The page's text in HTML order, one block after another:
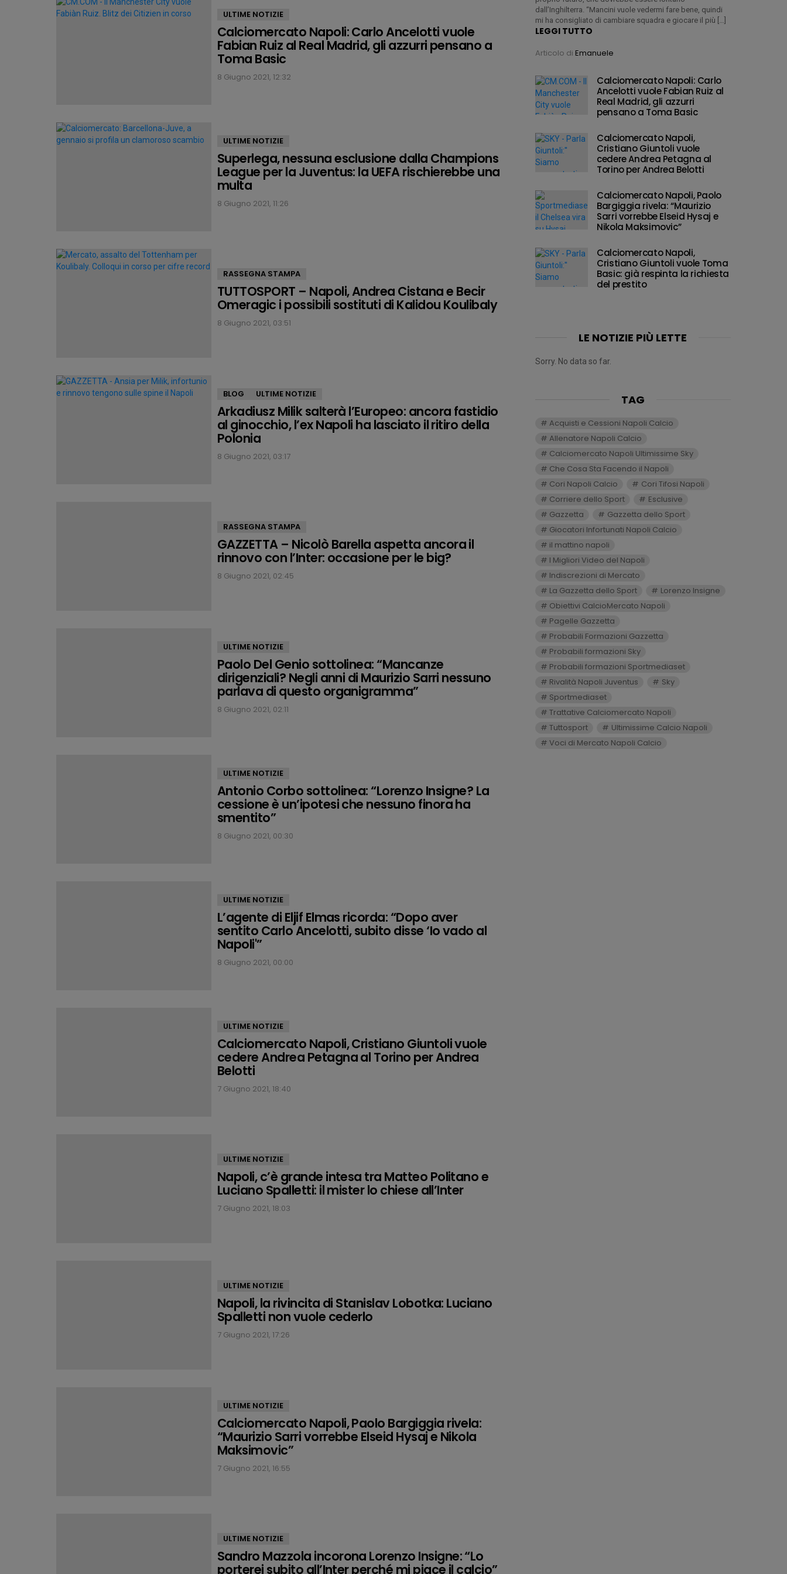
ULTIME NOTIZIE
Calciomercato Napoli: Carlo Ancelotti vuole
Fabian Ruiz al Real Madrid, gli azzurri pensano a
Toma Basic
8 Giugno 2021, 12:32
ULTIME NOTIZIE
Superlega, nessuna esclusione dalla Champions
League per la Juventus: la UEFA rischierebbe una
multa
8 Giugno 2021, 11:26
RASSEGNA STAMPA
TUTTOSPORT – Napoli, Andrea Cistana e Becir
Omeragic i possibili sostituti di Kalidou Koulibaly
8 Giugno 2021, 03:51
BLOG ULTIME NOTIZIE
Arkadiusz Milik salterà l’Europeo: ancora fastidio
al ginocchio, l’ex Napoli ha lasciato il ritiro della
Polonia
8 Giugno 2021, 03:17
RASSEGNA STAMPA
GAZZETTA – Nicolò Barella aspetta ancora il
rinnovo con l’Inter: occasione per le big?
8 Giugno 2021, 02:45
ULTIME NOTIZIE
Paolo Del Genio sottolinea: “Mancanze
dirigenziali? Negli anni di Maurizio Sarri nessuno
parlava di questo organigramma”
8 Giugno 2021, 02:11
ULTIME NOTIZIE
Antonio Corbo sottolinea: “Lorenzo Insigne? La
cessione è un’ipotesi che nessuno finora ha
smentito”
8 Giugno 2021, 00:30
ULTIME NOTIZIE
L’agente di Eljif Elmas ricorda: “Dopo aver
sentito Carlo Ancelotti, subito disse ‘Io vado al
Napoli'”
8 Giugno 2021, 00:00
ULTIME NOTIZIE
Calciomercato Napoli, Cristiano Giuntoli vuole
cedere Andrea Petagna al Torino per Andrea
Belotti
7 Giugno 2021, 18:40
ULTIME NOTIZIE
Napoli, c’è grande intesa tra Matteo Politano e
Luciano Spalletti: il mister lo chiese all’Inter
7 Giugno 2021, 18:03
ULTIME NOTIZIE
Napoli, la rivincita di Stanislav Lobotka: Luciano
Spalletti non vuole cederlo
7 Giugno 2021, 17:26
ULTIME NOTIZIE
Calciomercato Napoli, Paolo Bargiggia rivela:
“Maurizio Sarri vorrebbe Elseid Hysaj e Nikola
Maksimovic”
7 Giugno 2021, 16:55
ULTIME NOTIZIE
Sandro Mazzola incorona Lorenzo Insigne: “Lo
porterei subito all’Inter perché mi piace il calcio”
dall’Inghilterra. “Mancini vuole vedermi fare bene, quindi
mi ha consigliato di cambiare squadra e giocare il più […]
LEGGI TUTTO
Articolo di Emanuele
Calciomercato Napoli: Carlo
Ancelotti vuole Fabian Ruiz al
Real Madrid, gli azzurri
pensano a Toma Basic
Calciomercato Napoli,
Cristiano Giuntoli vuole
cedere Andrea Petagna al
Torino per Andrea Belotti
Calciomercato Napoli, Paolo
Bargiggia rivela: “Maurizio
Sarri vorrebbe Elseid Hysaj e
Nikola Maksimovic”
Calciomercato Napoli,
Cristiano Giuntoli vuole Toma
Basic: già respinta la richiesta
del prestito
LE NOTIZIE PIÙ LETTE
Sorry. No data so far.
TAG
Acquisti e Cessioni Napoli Calcio
Allenatore Napoli Calcio
Calciomercato Napoli Ultimissime Sky
Che Cosa Sta Facendo il Napoli
Cori Napoli Calcio
Cori Tifosi Napoli
Corriere dello Sport
Esclusive
Gazzetta
Gazzetta dello Sport
Giocatori Infortunati Napoli Calcio
il mattino napoli
I Migliori Video del Napoli
Indiscrezioni di Mercato
La Gazzetta dello Sport
Lorenzo Insigne
Obiettivi CalcioMercato Napoli
Pagelle Gazzetta
Probabili Formazioni Gazzetta
Probabili formazioni Sky
Probabili formazioni Sportmediaset
Rivalità Napoli Juventus
Sky
Sportmediaset
Trattative Calciomercato Napoli
Tuttosport
Ultimissime Calcio Napoli
Voci di Mercato Napoli Calcio